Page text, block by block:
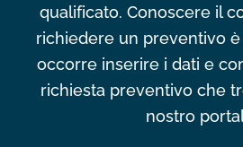
qualificato. Conoscere il
richiedere un preventivo
occorre inserire i dati e
richiesta preventivo che
nostro